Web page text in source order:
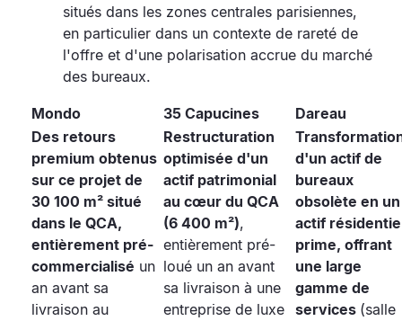
situés dans les zones centrales parisiennes,
en particulier dans un contexte de rareté de
l'offre et d'une polarisation accrue du marché
des bureaux.
Mondo 35 Capucines
Dareau
Des retours
premium obtenus
sur ce projet de
30 100 m² situé
dans le QCA,
entièrement pré-
commercialisé un
an avant sa
livraison au
Restructuration
optimisée d'un
actif patrimonial
au cœur du QCA
(6 400 m²),
entièrement pré-
loué un an avant
sa livraison à une
entreprise de luxe
d'un actif de
bureaux
obsolète en un
actif
prime, offrant
une large
gamme de
services (salle